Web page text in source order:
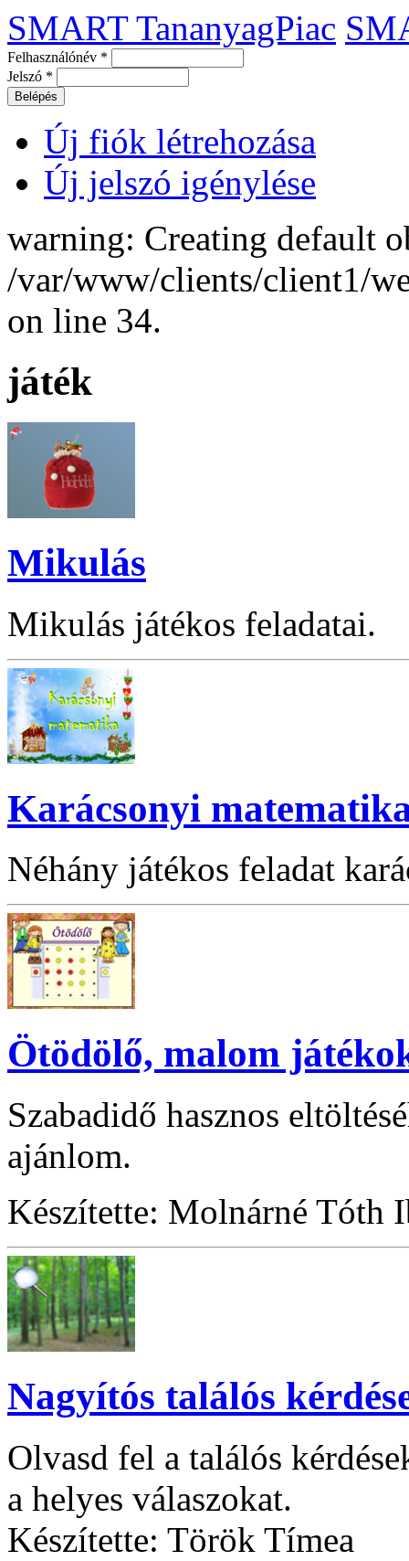
SMART TananyagPiac
Felhasználónév *
Jelszó *
Új fiók létrehozása
Új jelszó igénylése
warning: Creating default
/var/www/clients/client1/
on line 34.
játék
Mikulás
Mikulás játékos feladatai.
Karácsonyi
Néhány játékos feladat
Ötödölő, malom
Szabadidő hasznos
ajánlom.
Készítette: Molnárné Tóth
Nagyítós találós
Olvasd fel a találós
a helyes válaszokat.
Készítette: Török Tímea